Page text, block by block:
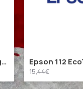
Epson 112 EcoTank Pigment Black ink bottle (C13T06C14A) (EPST06C14A)
15,44€